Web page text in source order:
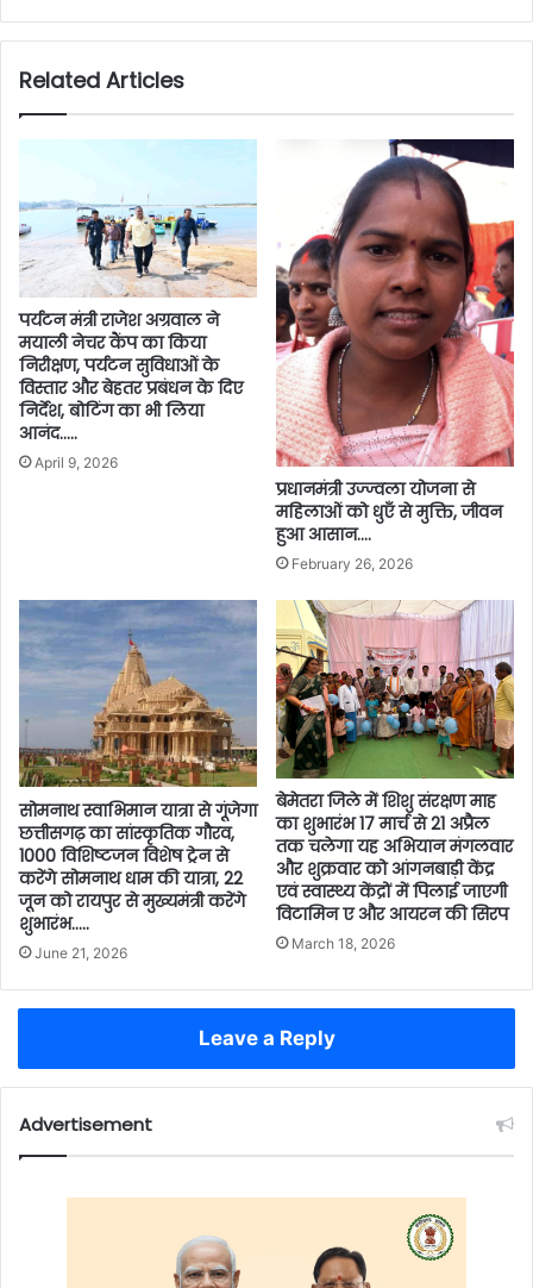
Related Articles
पर्यटन मंत्री राजेश अग्रवाल ने
मयाली नेचर कैंप का किया
निरीक्षण, पर्यटन सुविधाओं के
विस्तार और बेहतर प्रबंधन के दिए
निर्देश, बोटिंग का भी लिया
आनंद…..
April 9, 2026
प्रधानमंत्री उज्ज्वला योजना से
महिलाओं को धुएँ से मुक्ति, जीवन
हुआ आसान….
February 26, 2026
सोमनाथ स्वाभिमान यात्रा से गूंजेगा
छत्तीसगढ़ का सांस्कृतिक गौरव,
1000 विशिष्टजन विशेष ट्रेन से
करेंगे सोमनाथ धाम की यात्रा, 22
जून को रायपुर से मुख्यमंत्री करेंगे
शुभारंभ…..
June 21, 2026
बेमेतरा जिले में शिशु संरक्षण माह
का शुभारंभ 17 मार्च से 21 अप्रैल
तक चलेगा यह अभियान मंगलवार
और शुक्रवार को आंगनबाड़ी केंद्र
एवं स्वास्थ्य केंद्रों में पिलाई जाएगी
विटामिन ए और आयरन की सिरप
March 18, 2026
Leave a Reply
Advertisement